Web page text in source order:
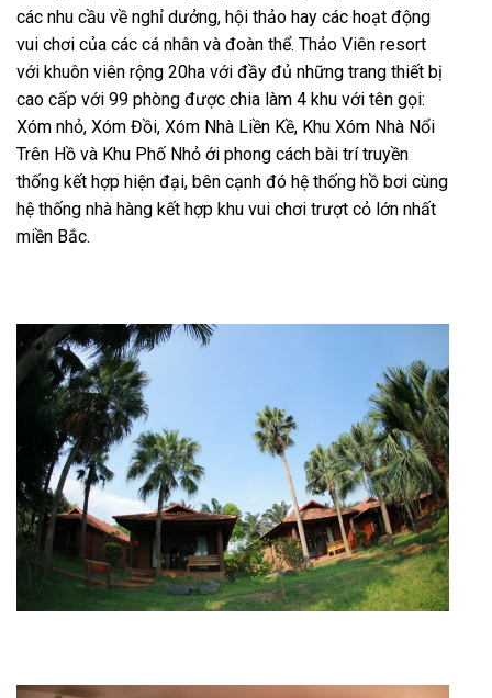
các nhu cầu về nghỉ dưởng, hội thảo hay các hoạt động
vui chơi của các cá nhân và đoàn thể. Thảo Viên resort
với khuôn viên rộng 20ha với đầy đủ những trang thiết bị
cao cấp với 99 phòng được chia làm 4 khu với tên gọi:
Xóm nhỏ, Xóm Đồi, Xóm Nhà Liền Kề, Khu Xóm Nhà Nổi
Trên Hồ và Khu Phố Nhỏ ới phong cách bài trí truyền
thống kết hợp hiện đại, bên cạnh đó hệ thống hồ bơi cùng
hệ thống nhà hàng kết hợp khu vui chơi trượt cỏ lớn nhất
miền Bắc.